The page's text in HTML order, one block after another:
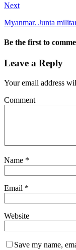
Next
Myanmar. Junta
Be the first to
Leave a Reply
Your email address
Comment
Name *
Email *
Website
Save my name,